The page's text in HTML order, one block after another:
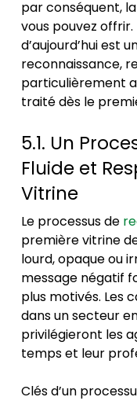
par conséquent, la
vous pouvez offrir.
d’aujourd’hui est
reconnaissance,
particulièrement
traité dès le
5.1. Un
Fluide et
Vitrine
Le processus de
première vitrine
lourd, opaque ou
message négatif
plus motivés. Les
dans un secteur
privilégieront les
temps et leur
Clés d’un